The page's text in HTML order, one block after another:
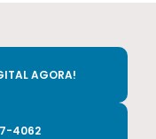
AGORA!
4062